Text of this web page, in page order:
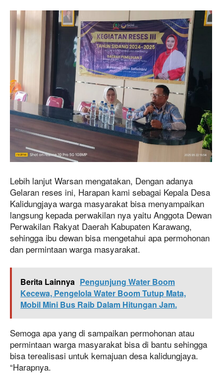
Lebih lanjut Warsan mengatakan, Dengan adanya
Gelaran reses ini, Harapan kami sebagai Kepala Desa
Kalidungjaya warga masyarakat bisa menyampaikan
langsung kepada perwakilan nya yaitu Anggota Dewan
Perwakilan Rakyat Daerah Kabupaten Karawang,
sehingga ibu dewan bisa mengetahui apa permohonan
dan permintaan warga masyarakat.
Berita Lainnya Pengunjung Water Boom
Kecewa, Pengelola Water Boom Tutup Mata,
Mobil Mini Bus Raib Dalam Hitungan Jam.
Semoga apa yang di sampaikan permohonan atau
permintaan warga masyarakat bisa di bantu sehingga
bisa terealisasi untuk kemajuan desa kalidungjaya.
“Harapnya.